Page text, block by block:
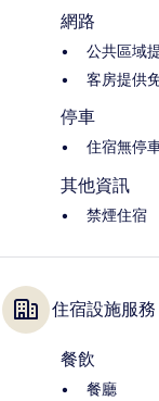
網路
公共區域
客房提供
停車
住宿無停
其他資訊
禁煙住宿
住宿設施服務
餐飲
餐廳